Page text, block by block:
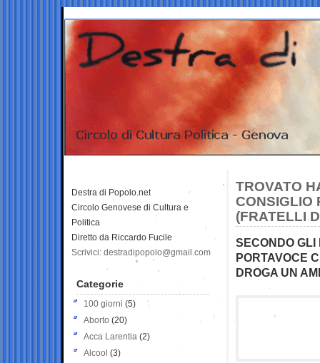
TROVATO
CONSIGLIO
(FRATELLI
SECONDO
PORTAVOCE
DROGA UN
Destra di Popolo.net
Circolo Genovese di Cultura e
Politica
Diretto da Riccardo Fucile
Scrivici: destradipopolo@gmail.com
Categorie
100 giorni (5)
Aborto (20)
Acca Larentia (2)
Alcool (3)